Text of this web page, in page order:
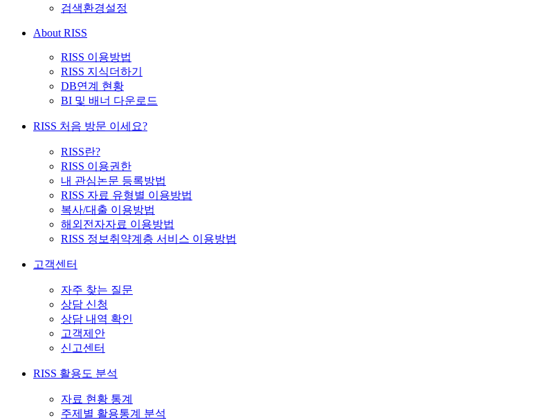
검색환경설정
About RISS
RISS 이용방법
RISS 지식더하기
DB연계 현황
BI 및 배너 다운로드
RISS 처음 방문 이세요?
RISS란?
RISS 이용권한
내 관심논문 등록방법
RISS 자료 유형별 이용방법
복사/대출 이용방법
해외전자자료 이용방법
RISS 정보취약계층 서비스 이용방법
고객센터
자주 찾는 질문
상담 신청
상담 내역 확인
고객제안
신고센터
RISS 활용도 분석
자료 현황 통계
주제별 활용통계 분석